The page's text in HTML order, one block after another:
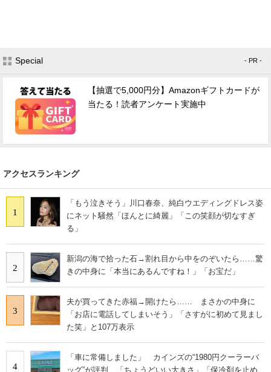
Special - PR -
【抽選で5,000円分】Amazonギフトカードが
当たる！読者アンケート実施中
アクセスランキング
1
「もう泣きそう」川口春奈、純白ウエディングドレス姿
にネット騒然「ほんとに綺麗」「この笑顔が切なすぎ
る」
2
新潟の海で拾った石→割れ目から中をのぞいたら……驚
きの中身に「本当にあるんですね！」「お宝だ」
3
夫が買ってきた赤福→開けたら…… まさかの中身に
「お店に電話してしまいそう」「さすがに初めて見まし
た笑」と107万表示
4
「車に常備しました」 カインズの“1980円クーラーバ
ッグ”が評判 「ちょうどいい大きさ」「保冷剤を止め